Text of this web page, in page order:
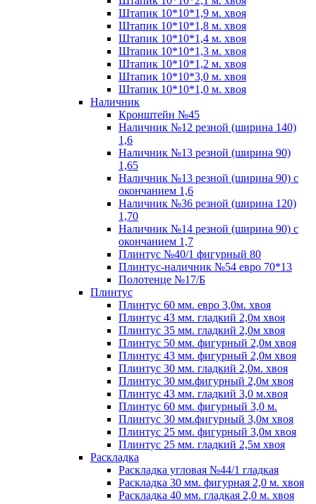
Штапик 10*10*1,9 м. хвоя
Штапик 10*10*1,8 м. хвоя
Штапик 10*10*1,4 м. хвоя
Штапик 10*10*1,3 м. хвоя
Штапик 10*10*1,2 м. хвоя
Штапик 10*10*3,0 м. хвоя
Штапик 10*10*1,0 м. хвоя
Наличник
Кронштейн №45
Наличник №12 резной (ширина 140)
1,6
Наличник №13 резной (ширина 90)
1,65
Наличник №13 резной (ширина 90) с
окончанием 1,6
Наличник №36 резной (ширина 120)
1,70
Наличник №14 резной (ширина 90) с
окончанием 1,7
Плинтус №40/1 фигурный 80
Плинтус-наличник №54 евро 70*13
Полотенце №17/Б
Плинтус
Плинтус 60 мм. евро 3,0м. хвоя
Плинтус 43 мм. гладкий 2,0м хвоя
Плинтус 35 мм. гладкий 2,0м хвоя
Плинтус 50 мм. фигурный 2,0м хвоя
Плинтус 43 мм. фигурный 2,0м хвоя
Плинтус 30 мм. гладкий 2,0м. хвоя
Плинтус 30 мм.фигурный 2,0м хвоя
Плинтус 43 мм. гладкий 3,0 м.хвоя
Плинтус 60 мм. фигурный 3,0 м.
Плинтус 30 мм.фигурный 3,0м хвоя
Плинтус 25 мм. фигурный 3,0м хвоя
Плинтус 25 мм. гладкий 2,5м хвоя
Раскладка
Раскладка угловая №44/1 гладкая
Раскладка 30 мм. фигурная 2,0 м. хвоя
Раскладка 40 мм. гладкая 2,0 м. хвоя